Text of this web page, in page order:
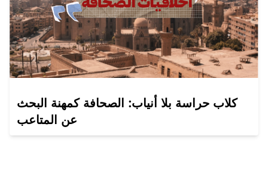
كلاب حراسة بلا أنياب: الصحافة كمهنة البحث
عن المتاعب